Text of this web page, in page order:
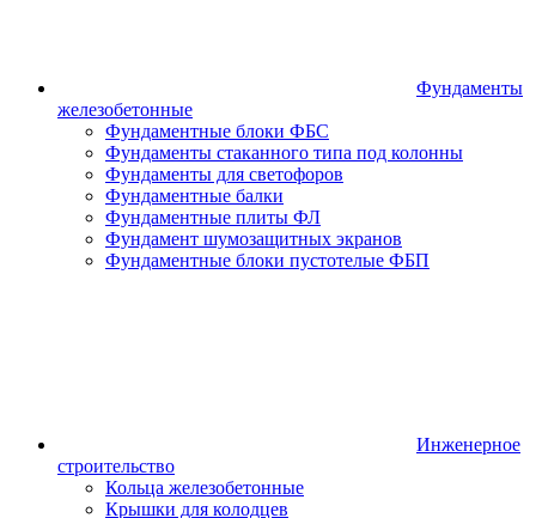
Фундаменты
железобетонные
Фундаментные блоки ФБС
Фундаменты стаканного типа под колонны
Фундаменты для светофоров
Фундаментные балки
Фундаментные плиты ФЛ
Фундамент шумозащитных экранов
Фундаментные блоки пустотелые ФБП
Инженерное
строительство
Кольца железобетонные
Крышки для колодцев